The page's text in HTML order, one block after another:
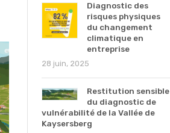
Diagnostic des
risques physiques
du changement
climatique en
entreprise
28 juin, 2025
Restitution sensible
du diagnostic de
vulnérabilité de la Vallée de
Kaysersberg